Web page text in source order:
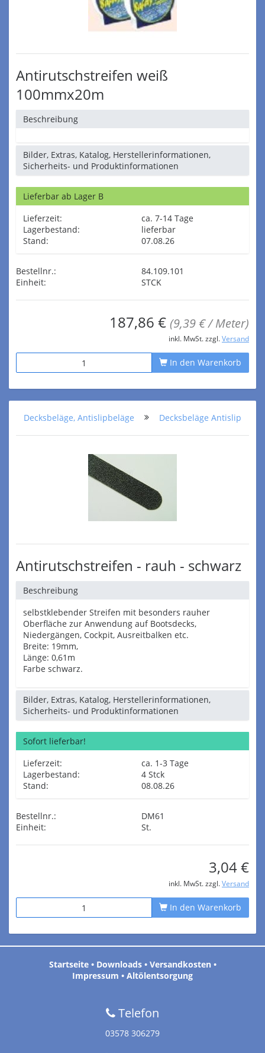
Antirutschstreifen weiß
100mmx20m
Beschreibung
Bilder, Extras, Katalog, Herstellerinformationen,
Sicherheits- und Produktinformationen
Lieferbar ab Lager B
Lieferzeit:
ca. 7-14 Tage
Lagerbestand:
lieferbar
Stand:
07.08.26
Bestellnr.:
84.109.101
Einheit:
STCK
187,86 € (9,39 € / Meter)
inkl. MwSt. zzgl. Versand
In den Warenkorb
Decksbeläge, Antislipbeläge Decksbeläge Antislip
Antirutschstreifen - rauh - schwarz
Beschreibung
selbstklebender Streifen mit besonders rauher
Oberfläche zur Anwendung auf Bootsdecks,
Niedergängen, Cockpit, Ausreitbalken etc.
Breite: 19mm,
Länge: 0,61m
Farbe schwarz.
Bilder, Extras, Katalog, Herstellerinformationen,
Sicherheits- und Produktinformationen
Sofort lieferbar!
Lieferzeit:
ca. 1-3 Tage
Lagerbestand:
4 Stck
Stand:
08.08.26
Bestellnr.:
DM61
Einheit:
St.
3,04 €
inkl. MwSt. zzgl. Versand
In den Warenkorb
Startseite• Downloads• Versandkosten•
Impressum • Altölentsorgung
Telefon
03578 306279